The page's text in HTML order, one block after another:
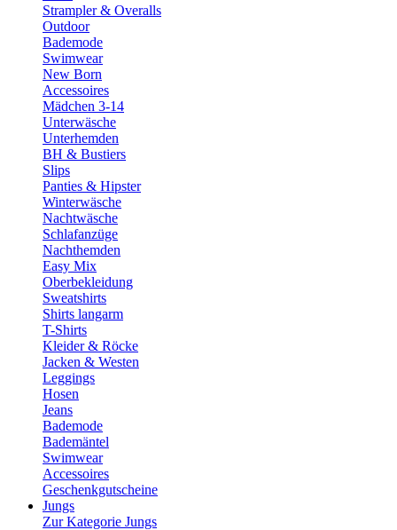
Strampler & Overalls
Outdoor
Bademode
Swimwear
New Born
Accessoires
Mädchen 3-14
Unterwäsche
Unterhemden
BH & Bustiers
Slips
Panties & Hipster
Winterwäsche
Nachtwäsche
Schlafanzüge
Nachthemden
Easy Mix
Oberbekleidung
Sweatshirts
Shirts langarm
T-Shirts
Kleider & Röcke
Jacken & Westen
Leggings
Hosen
Jeans
Bademode
Bademäntel
Swimwear
Accessoires
Geschenkgutscheine
Jungs
Zur Kategorie Jungs